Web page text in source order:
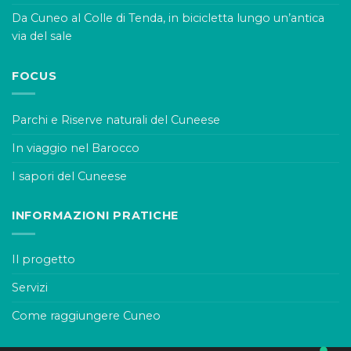
Da Cuneo al Colle di Tenda, in bicicletta lungo un’antica
via del sale
FOCUS
Parchi e Riserve naturali del Cuneese
In viaggio nel Barocco
I sapori del Cuneese
INFORMAZIONI PRATICHE
Il progetto
Servizi
Come raggiungere Cuneo